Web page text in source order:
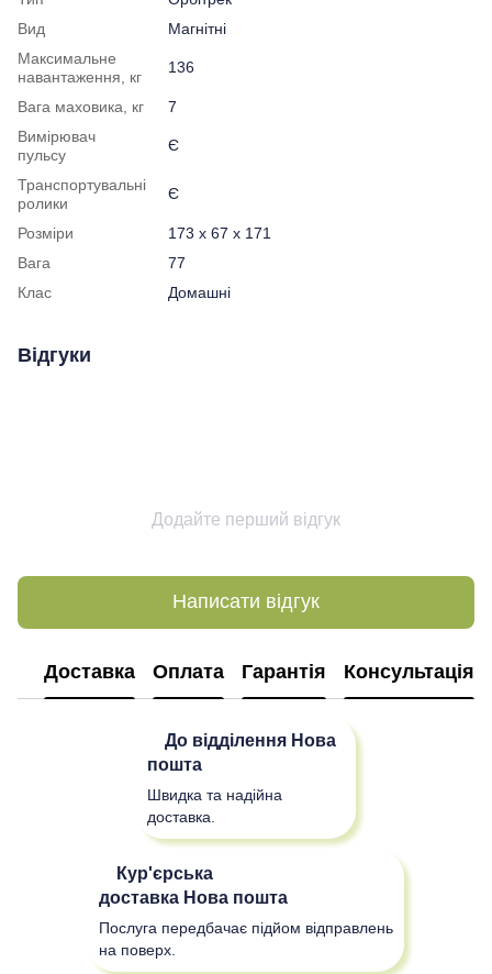
Вид
Магнітні
Максимальне
навантаження, кг
136
Вага маховика, кг
7
Вимірювач
пульсу
Є
Транспортувальні
ролики
Є
Розміри
173 x 67 x 171
Вага
77
Клас
Домашні
Відгуки
Додайте перший відгук
Написати відгук
Доставка Оплата Гарантія Консультація
До відділення Нова
пошта
Швидка та надійна
доставка.
Кур'єрська
доставка Нова пошта
Послуга передбачає підйом відправлень
на поверх.